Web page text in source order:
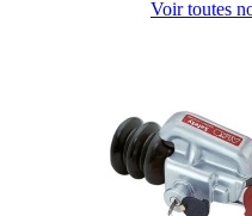
Voir toutes